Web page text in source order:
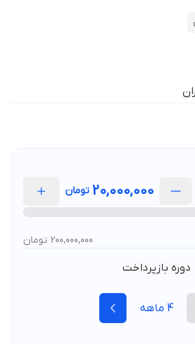
20,000,000 تومان
200,000,000 تومان
دوره بازپرداخت
4 ماهه